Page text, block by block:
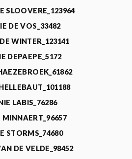
SLOOVERE_123964
DE VOS_33482
WINTER_123141
DEPAEPE_5172
LABIS_76286
MINNAERT_96657
STORMS_74680
DE VELDE_98452